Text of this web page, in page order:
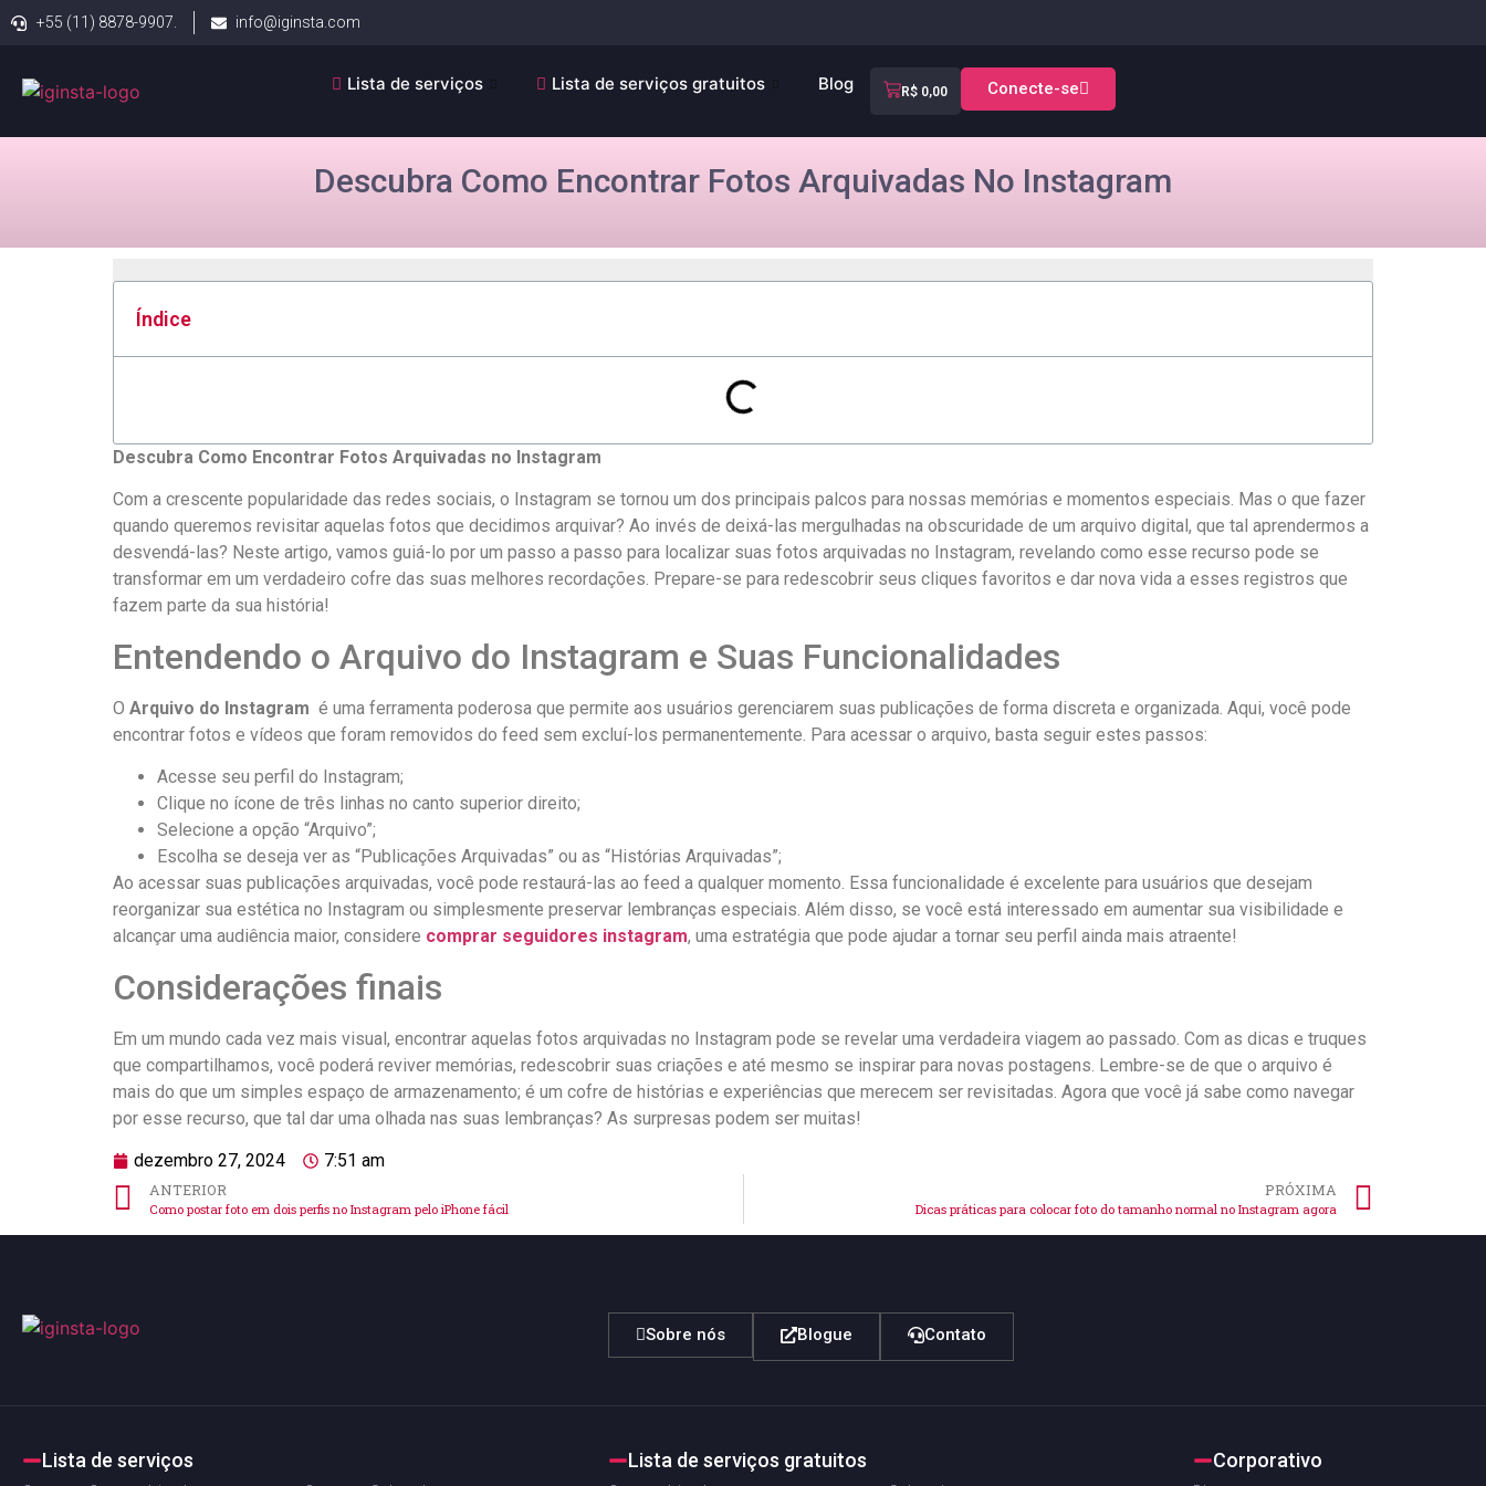
+55 (11) 8878-9907. info@iginsta.com
Lista de serviços Lista de serviços gratuitos Blog R$0,00 Conecte-se
Descubra Como Encontrar Fotos Arquivadas No Instagram
Índice
Descubra Como Encontrar Fotos Arquivadas no Instagram
Com a crescente popularidade das redes sociais,⁤ o Instagram se tornou um dos principais palcos para nossas memórias e momentos especiais. Mas o que fazer
quando queremos revisitar ​aquelas fotos que decidimos arquivar? Ao invés de ⁢deixá-las mergulhadas na obscuridade de um arquivo digital, que tal aprendermos a
desvendá-las? Neste artigo, vamos guiá-lo por um passo a passo para localizar suas fotos arquivadas‍ no Instagram, revelando como esse recurso pode se
transformar em um verdadeiro cofre das suas melhores recordações. Prepare-se para redescobrir seus cliques favoritos e dar ⁢nova vida a esses registros que⁣
fazem parte⁣ da sua história!
Entendendo o Arquivo ‌do Instagram e Suas Funcionalidades
O Arquivo do Instagram ‌ é uma ferramenta poderosa que permite aos usuários gerenciarem suas publicações de forma discreta e organizada. Aqui, você pode
encontrar fotos e vídeos que foram removidos do​ feed sem excluí-los permanentemente. Para acessar o arquivo, basta seguir estes passos:
Acesse seu perfil do Instagram;
Clique no ícone‌ de três⁤ linhas no canto superior direito;
Selecione a opção “Arquivo”;
Escolha se deseja ver as “Publicações ​Arquivadas” ou as “Histórias Arquivadas”;
Ao acessar‍ suas publicações arquivadas, você pode restaurá-las ao feed⁢ a qualquer momento. Essa funcionalidade é⁣ excelente para usuários que desejam
reorganizar sua estética no Instagram ou simplesmente preservar lembranças especiais. Além ‍disso, se você está ‌interessado em aumentar sua visibilidade e
alcançar uma audiência maior, considere comprar seguidores instagram, uma estratégia que pode ajudar a tornar seu perfil ainda‌ mais atraente!
Considerações finais
Em um mundo cada vez mais visual, encontrar aquelas fotos arquivadas no Instagram pode se revelar uma‍ verdadeira viagem ao passado. Com as dicas e truques
que⁢ compartilhamos, você poderá reviver memórias, redescobrir suas⁣ criações e até mesmo se inspirar para novas postagens. Lembre-se de ​que o arquivo é
mais do que um simples espaço de armazenamento; é um cofre de histórias e experiências que merecem⁣ ser revisitadas. ⁤Agora que‍ você já sabe como navegar
‍por esse recurso, que tal ​dar uma‌ olhada nas⁣ suas ⁢lembranças? As surpresas podem ser muitas!
dezembro 27, 2024 7:51 am
ANTERIOR
Como postar foto em dois perfis no Instagram pelo iPhone fácil
PRÓXIMA
Dicas práticas para colocar foto do tamanho normal no Instagram agora
Sobre nós Blogue Contato
Lista de serviços Lista de serviços gratuitos Corporativo